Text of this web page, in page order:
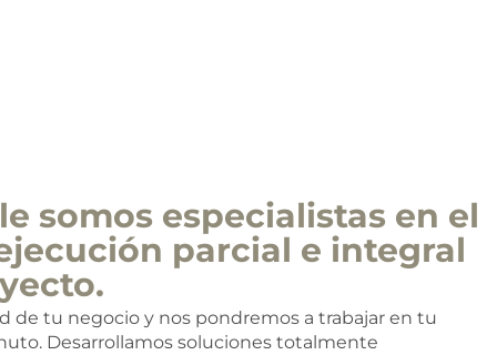
somos especialistas en el
parcial e integral
de tu negocio y nos pondremos a trabajar en tu
Desarrollamos soluciones totalmente